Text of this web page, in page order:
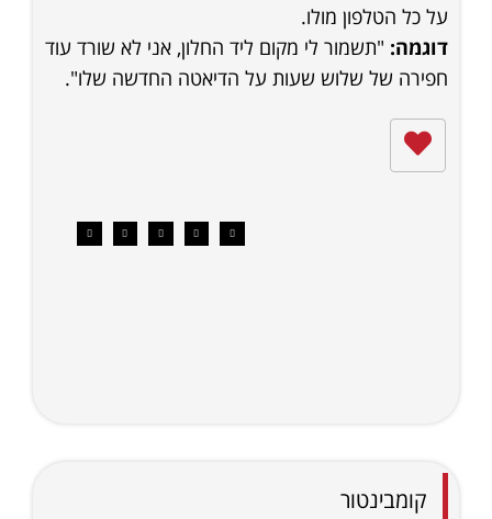
על כל הטלפון מולו.
דוגמה: "תשמור לי מקום ליד החלון, אני לא שורד עוד
חפירה של שלוש שעות על הדיאטה החדשה שלו".
קומבינטור